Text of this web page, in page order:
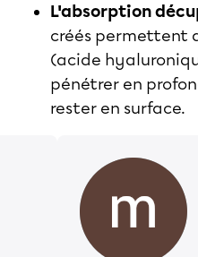
L'absorption
créés permettent
(acide
pénétrer en
rester en surface.